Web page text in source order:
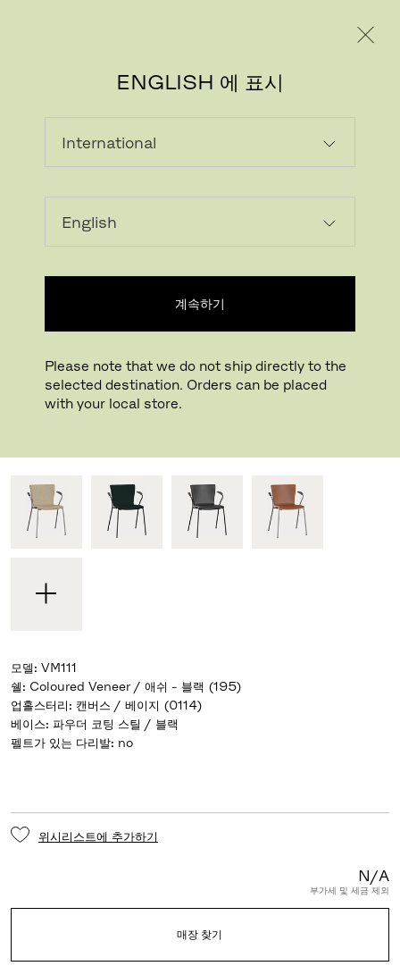
ENGLISH 에 표시
계속하기
Please note that we do not ship directly to the
selected destination. Orders can be placed
with your local store.
클릭하여 확대하기 드래그하여 회전하기
VICO DUO™
디자이너 Vico Magistretti
모델: VM111
쉘: Coloured Veneer / 애쉬 - 블랙 (195)
업홀스터리: 캔버스 / 베이지 (0114)
베이스: 파우더 코팅 스틸 / 블랙
펠트가 있는 다리발: no
위시리스트에 추가하기
N/A
부가세 및 세금 제외
매장 찾기